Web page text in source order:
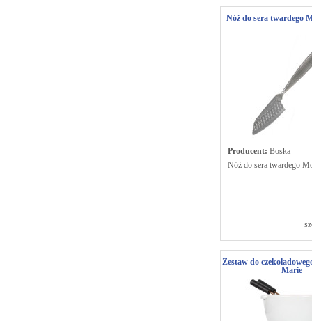
Nóż do sera twardego
Producent: Boska
Nóż do sera twardego
Zestaw do
Marie